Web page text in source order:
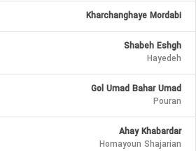
Kharchanghaye Mordabi
Shabeh Eshgh
Hayedeh
Gol Umad Bahar Umad
Pouran
Ahay Khabardar
Homayoun Shajarian